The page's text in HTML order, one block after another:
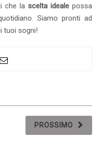
che la scelta ideale possa
Siamo pronti ad
tuoi sogni!
PROSSIMO